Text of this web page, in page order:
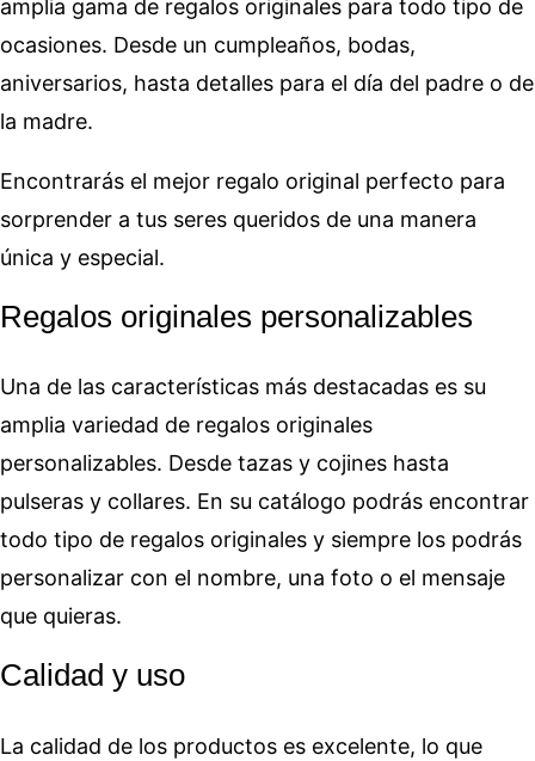
amplia gama de regalos originales para todo tipo de
ocasiones. Desde un cumpleaños, bodas,
aniversarios, hasta detalles para el día del padre o de
la madre.
Encontrarás el mejor regalo original perfecto para
sorprender a tus seres queridos de una manera
única y especial.
Regalos originales personalizables
Una de las características más destacadas es su
amplia variedad de regalos originales
personalizables. Desde tazas y cojines hasta
pulseras y collares. En su catálogo podrás encontrar
todo tipo de regalos originales y siempre los podrás
personalizar con el nombre, una foto o el mensaje
que quieras.
Calidad y uso
La calidad de los productos es excelente, lo que